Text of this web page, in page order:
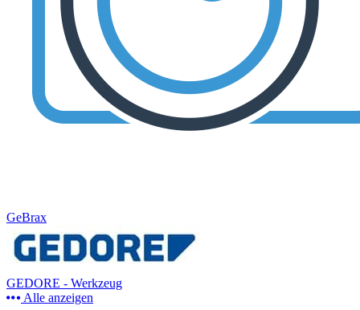
GeBrax
GEDORE - Werkzeug
Alle anzeigen